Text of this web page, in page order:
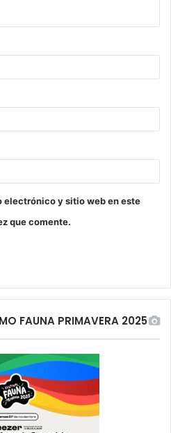
electrónico y sitio web en este
que comente.
FAUNA PRIMAVERA 2025